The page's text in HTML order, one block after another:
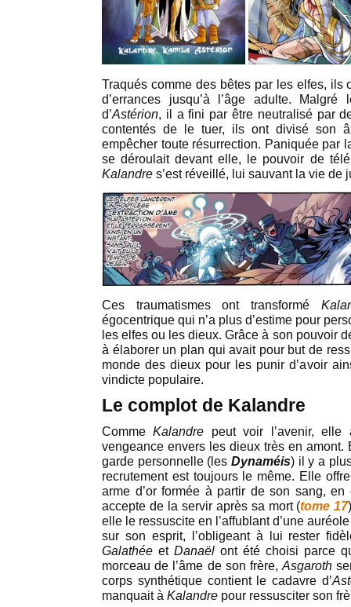
Traqués comme des bêtes par les elfes, ils
d’errances jusqu’à l’âge adulte.
d’Astérion, il a fini par être neutralisé par
contentés de le tuer, ils ont divisé son
empêcher toute résurrection. Paniquée par
se déroulait devant elle, le pouvoir de
Kalandre s’est réveillé, lui sauvant la vie de
Ces traumatismes ont transformé
égocentrique qui n’a plus d’estime pour
les elfes ou les dieux. Grâce à son pouvoir
à élaborer un plan qui avait pour but de
monde des dieux pour les punir d’avoir
vindicte populaire.
Le complot de Kalandre
CommeKalandre peut voir l’avenir,
vengeance envers les dieux très en amont.
garde personnelle (lesDynaméis) il y a
recrutement est toujours le même. Elle
arme d’or formée à partir de son sang,
accepte de la servir après sa mort (tome 17
elle le ressuscite en l’affublant d’une
sur son esprit, l’obligeant à lui rester
Galathée et Danaël ont été choisi parce
morceau de l’âme de son frère,Asgaroth
corps synthétique contient le cadavre d’
manquait à Kalandre pour ressusciter son